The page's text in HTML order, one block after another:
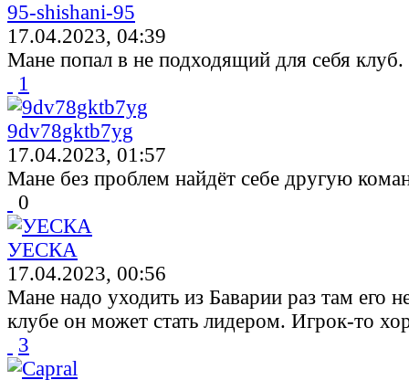
95-shishani-95
17.04.2023, 04:39
Мане попал в не подходящий для себя клуб.
1
9dv78gktb7yg
17.04.2023, 01:57
Мане без проблем найдёт себе другую
0
УЕСКА
17.04.2023, 00:56
Мане надо уходить из Баварии раз там его
клубе он может стать лидером. Игрок-то
3